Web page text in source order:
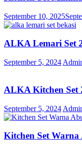
September 10, 2025
ALKA Lemari Set
September 5, 2024
ALKA Kitchen Set
September 5, 2024
Kitchen Set Warna